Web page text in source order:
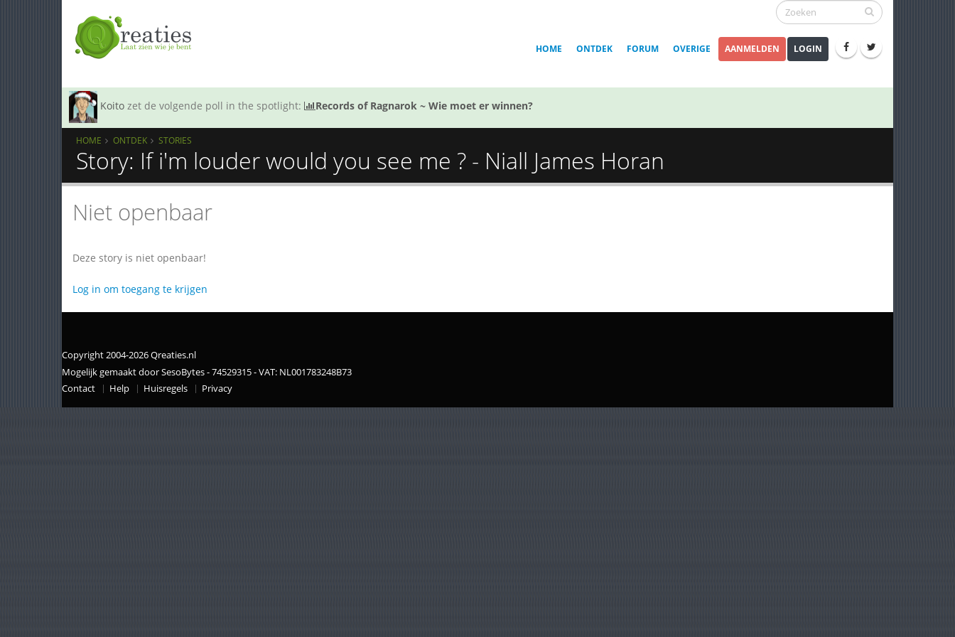
HOME ONTDEK FORUM OVERIGE AANMELDEN LOGIN
Koito zet de volgende poll in the spotlight: Records of Ragnarok ~ Wie moet er winnen?
HOME ONTDEK STORIES
Story: If i'm louder would you see me ? - Niall James Horan
Niet openbaar
Deze story is niet openbaar!
Log in om toegang te krijgen
Copyright 2004-2026 Qreaties.nl
Mogelijk gemaakt door SesoBytes - 74529315 - VAT: NL001783248B73
Contact
Help Huisregels Privacy